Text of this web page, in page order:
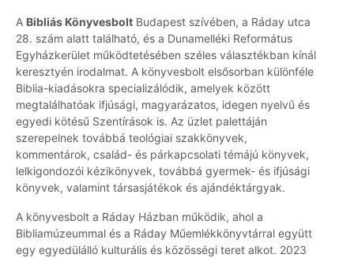
A Bibliás Könyvesbolt Budapest szívében, a Ráday utca
28. szám alatt található, és a Dunamelléki Református
Egyházkerület működtetésében széles választékban kínál
keresztyén irodalmat. A könyvesbolt elsősorban különféle
Biblia-kiadásokra specializálódik, amelyek között
megtalálhatóak ifjúsági, magyarázatos, idegen nyelvű és
egyedi kötésű Szentírások is. Az üzlet palettáján
szerepelnek továbbá teológiai szakkönyvek,
kommentárok, család- és párkapcsolati témájú könyvek,
lelkigondozói kézikönyvek, továbbá gyermek- és ifjúsági
könyvek, valamint társasjátékok és ajándéktárgyak.
A könyvesbolt a Ráday Házban működik, ahol a
Bibliamúzeummal és a Ráday Műemlékkönyvtárral együtt
egy egyedülálló kulturális és közösségi teret alkot. 2023